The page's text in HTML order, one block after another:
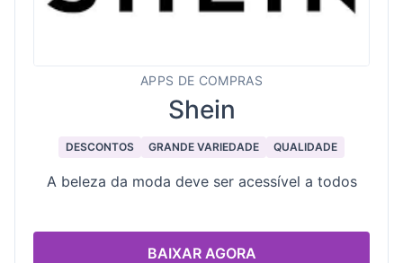
APPS DE COMPRAS
Shein
DESCONTOS GRANDE VARIEDADE QUALIDADE
A beleza da moda deve ser acessível a todos
BAIXAR AGORA